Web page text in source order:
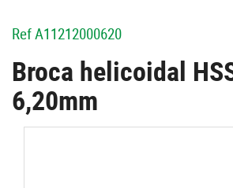
RefA11212000620
Broca helicoidal
6,20mm